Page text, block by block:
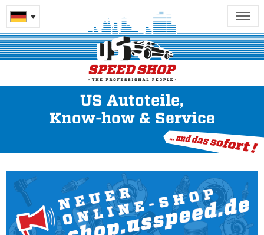
US Autoteile,
Know-how & Service